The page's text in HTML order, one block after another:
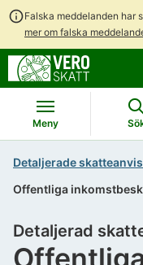
Falska meddelanden har
mer om falska
Meny
Detaljerade
Offentliga
Detaljerad